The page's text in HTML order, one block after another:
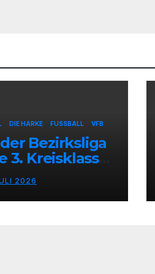
DIE HARKE FUSSBALL VFB
Bezirksliga
3. Kreisklasse
Stolzenau
2026